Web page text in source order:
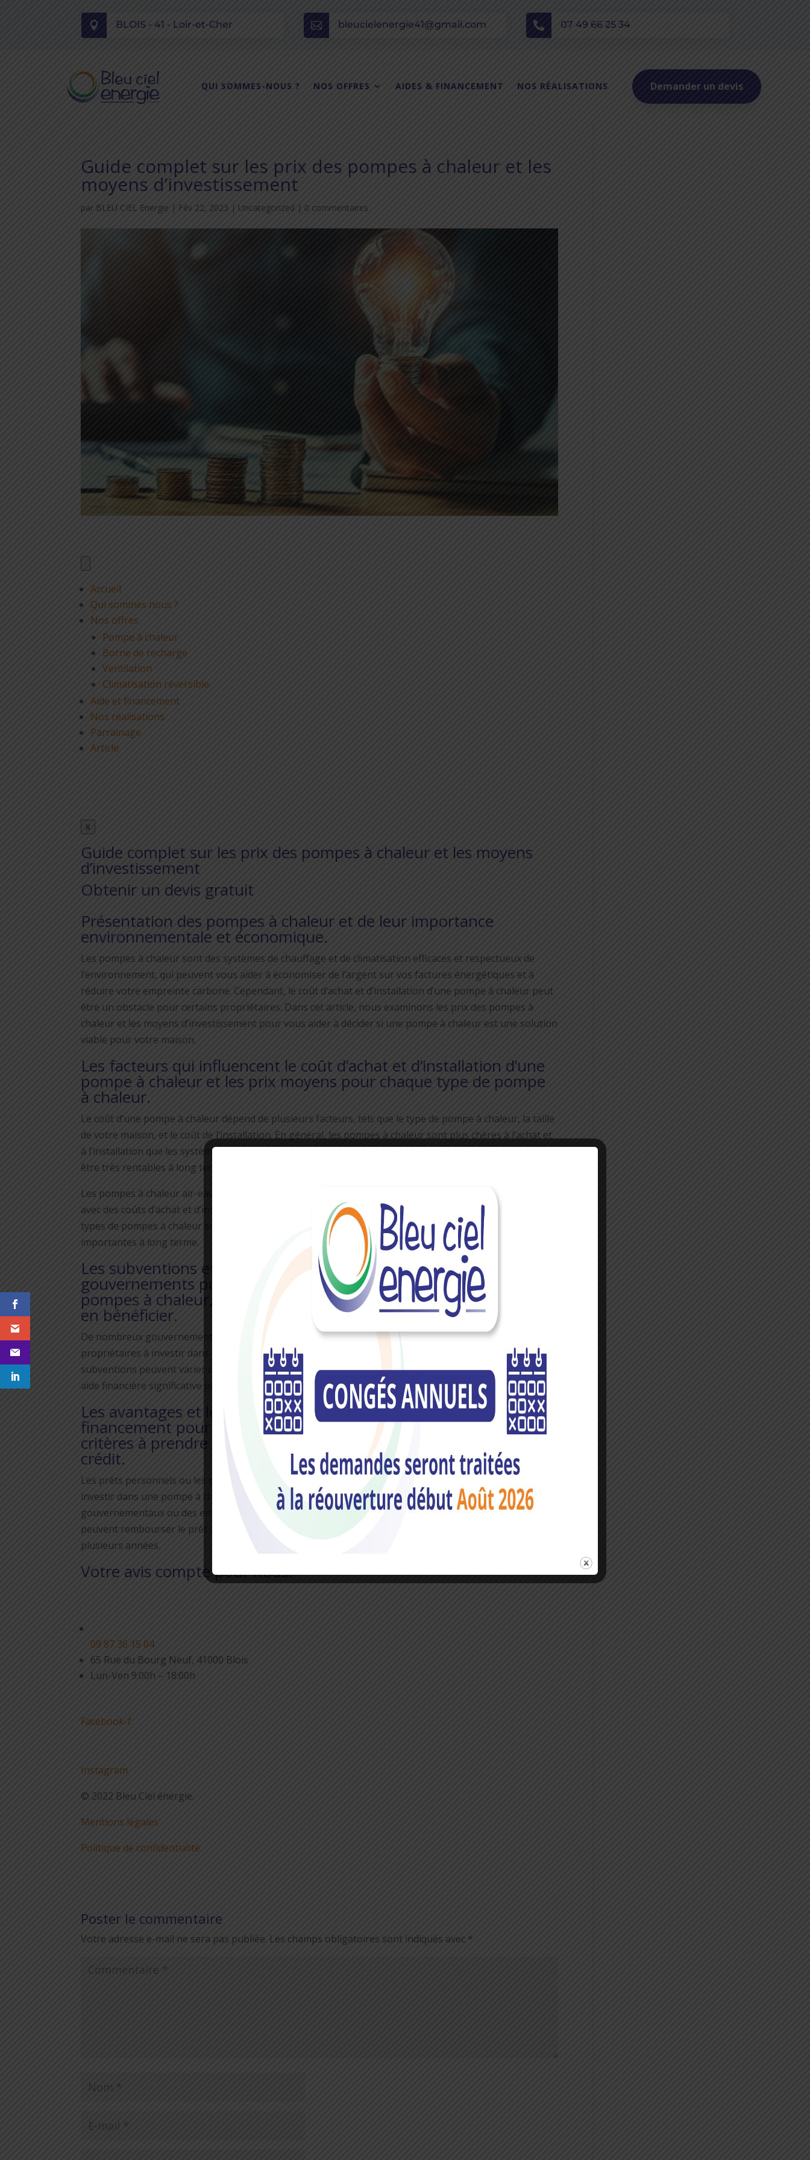
 BLOIS - 41 - Loir-et-Cher  bleucielenergie41@gmail.com  07 49 66 25 34
QUI SOMMES-NOUS ? NOS OFFRES AIDES & FINANCEMENT NOS RÉALISATIONS Demander un devis
Guide complet sur les prix des pompes à chaleur et les
moyens d’investissement
par BLEU CIEL Energie | Fév 22, 2023 | Uncategorized | 0 commentaires
Accueil
Qui sommes nous ?
Nos offres
Pompe à chaleur
Borne de recharge
Ventilation
Climatisation réversible
Aide et financement
Nos réalisations
Parrainage
Article
X
Guide complet sur les prix des pompes à chaleur et les moyens
d’investissement
Obtenir un devis gratuit
Présentation des pompes à chaleur et de leur importance
environnementale et économique.
Les pompes à chaleur sont des systèmes de chauffage et de climatisation efficaces et respectueux de
l’environnement, qui peuvent vous aider à économiser de l’argent sur vos factures énergétiques et à
réduire votre empreinte carbone. Cependant, le coût d’achat et d’installation d’une pompe à chaleur peut
être un obstacle pour certains propriétaires. Dans cet article, nous examinons les prix des pompes à
chaleur et les moyens d’investissement pour vous aider à décider si une pompe à chaleur est une solution
viable pour votre maison.
Les facteurs qui influencent le coût d’achat et d’installation d’une
pompe à chaleur et les prix moyens pour chaque type de pompe
à chaleur.
Le coût d’une pompe à chaleur dépend de plusieurs facteurs, tels que le type de pompe à chaleur, la taille
de votre maison, et le coût de l’installation. En général, les pompes à chaleur sont plus chères à l’achat et
à l’installation que les systèmes de chauffage et de climatisation traditionnels. Cependant, elles peuvent
être très rentables à long terme, car elles permettent de réduire considérablement les factures d’énergie.
Les pompes à chaleur air-eau et les pompes à chaleur géothermiques sont généralement plus chères,
avec des coûts d’achat et d’installation pouvant aller de 15 000 à 23 000 euros ou plus. Cependant, ces
types de pompes à chaleur sont également plus efficaces et peuvent offrir des économies d’énergie plus
importantes à long terme.
Les subventions et crédits d’impôt proposés par les
gouvernements pour encourager l’achat et l’installation de
pompes à chaleur, ainsi que les conditions et les exigences pour
en bénéficier.
De nombreux gouvernements proposent des subventions ou des crédits d’impôt pour encourager les
propriétaires à investir dans des équipements économes en énergie tels que les pompes à chaleur. Ces
subventions peuvent varier considérablement selon le pays et la région, mais elles peuvent offrir une
aide financière significative pour l’achat et l’installation d’une pompe à chaleur.
Les avantages et les inconvénients des différentes options de
financement pour investir dans une pompe à chaleur, et les
critères à prendre en compte avant de choisir un prêt ou un
crédit.
Les prêts personnels ou les prêts à taux zéro sont une option pour les propriétaires qui souhaitent
investir dans une pompe à chaleur. Ces prêts peuvent être offerts par des banques, des organismes
gouvernementaux ou des entreprises spécialisées dans les prêts économes en énergie. Les propriétaires
peuvent rembourser le prêt au fil du temps, ce qui peut aider à répartir le coût de la pompe à chaleur sur
plusieurs années.
Votre avis compte pour nous!
09 87 36 15 04
65 Rue du Bourg Neuf, 41000 Blois
Lun-Ven 9:00h – 18:00h
Facebook-f
Instagram
© 2022 Bleu Ciel énergie.
Mentions légales
Politique de confidentialité
Poster le commentaire
Votre adresse e-mail ne sera pas publiée. Les champs obligatoires sont indiqués avec *